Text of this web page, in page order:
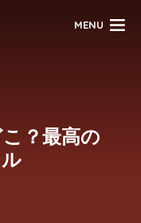
MENU
？最高の